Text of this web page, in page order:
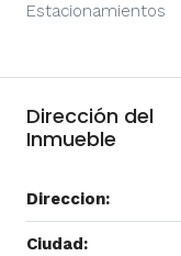
Estacionamientos
Dirección del
Inmueble
Direccion:
Ciudad: